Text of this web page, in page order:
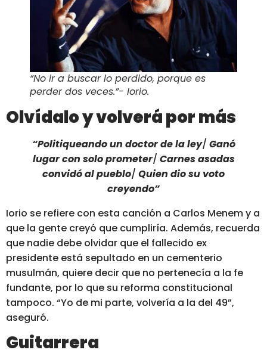
“No ir a buscar lo perdido, porque es
perder dos veces.”- Iorio.
Olvídalo y volverá por más
“Politiqueando un doctor de la ley/ Ganó
lugar con solo prometer/ Carnes asadas
convidó al pueblo/ Quien dio su voto
creyendo”
Iorio se refiere con esta canción a Carlos Menem y a
que la gente creyó que cumpliría. Además, recuerda
que nadie debe olvidar que el fallecido ex
presidente está sepultado en un cementerio
musulmán, quiere decir que no pertenecía a la fe
fundante, por lo que su reforma constitucional
tampoco. “Yo de mi parte, volvería a la del 49”,
aseguró.
Guitarrera